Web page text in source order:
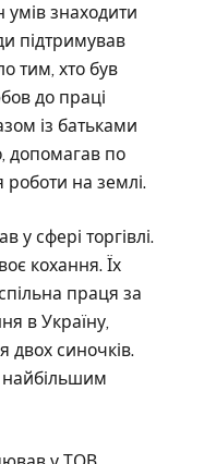
знаходити
підтримував
тим, хто був
до праці
із батьками
допомагав по
роботи на землі.
у сфері торгівлі.
кохання. Їх
праця за
в Україну,
двох синочків.